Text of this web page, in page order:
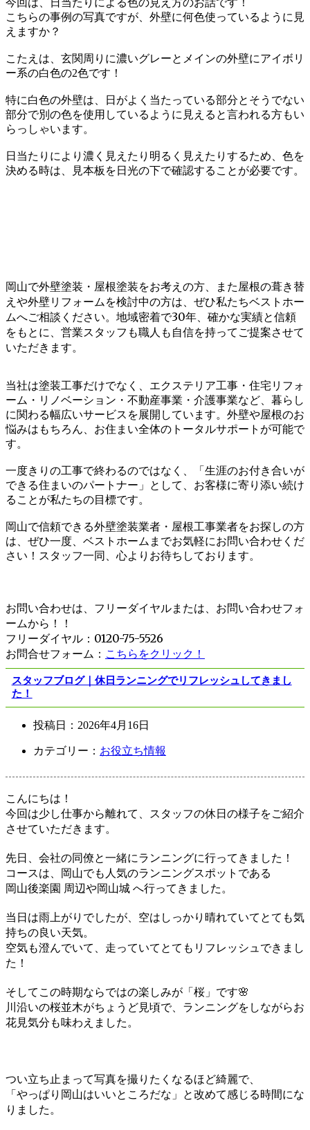
今回は、日当たりによる色の見え方のお話です！
こちらの事例の写真ですが、外壁に何色使っているように見
えますか？
こたえは、玄関周りに濃いグレーとメインの外壁にアイボリ
ー系の白色の2色です！
特に白色の外壁は、日がよく当たっている部分とそうでない
部分で別の色を使用しているように見えると言われる方もい
らっしゃいます。
日当たりにより濃く見えたり明るく見えたりするため、色を
決める時は、見本板を日光の下で確認することが必要です。
岡山で外壁塗装・屋根塗装をお考えの方、また屋根の葺き替
えや外壁リフォームを検討中の方は、ぜひ私たちベストホー
ムへご相談ください。地域密着で30年、確かな実績と信頼
をもとに、営業スタッフも職人も自信を持ってご提案させて
いただきます。
当社は塗装工事だけでなく、エクステリア工事・住宅リフォ
ーム・リノベーション・不動産事業・介護事業など、暮らし
に関わる幅広いサービスを展開しています。外壁や屋根のお
悩みはもちろん、お住まい全体のトータルサポートが可能で
す。
一度きりの工事で終わるのではなく、「生涯のお付き合いが
できる住まいのパートナー」として、お客様に寄り添い続け
ることが私たちの目標です。
岡山で信頼できる外壁塗装業者・屋根工事業者をお探しの方
は、ぜひ一度、ベストホームまでお気軽にお問い合わせくだ
さい！スタッフ一同、心よりお待ちしております。
お問い合わせは、フリーダイヤルまたは、お問い合わせフォ
ームから！！
フリーダイヤル：0120-75-5526
お問合せフォーム： こちらをクリック！
スタッフブログ｜休日ランニングでリフレッシュしてきまし
た！
投稿日： 2026年4月16日
カテゴリー： お役立ち情報
こんにちは！
今回は少し仕事から離れて、スタッフの休日の様子をご紹介
させていただきます。
先日、会社の同僚と一緒にランニングに行ってきました！
コースは、岡山でも人気のランニングスポットである
岡山後楽園 周辺や岡山城 へ行ってきました。
当日は雨上がりでしたが、空はしっかり晴れていてとても気
持ちの良い天気。
空気も澄んでいて、走っていてとてもリフレッシュできまし
た！
そしてこの時期ならではの楽しみが「桜」です🌸
川沿いの桜並木がちょうど見頃で、ランニングをしながらお
花見気分も味わえました。
つい立ち止まって写真を撮りたくなるほど綺麗で、
「やっぱり岡山はいいところだな」と改めて感じる時間にな
りました。